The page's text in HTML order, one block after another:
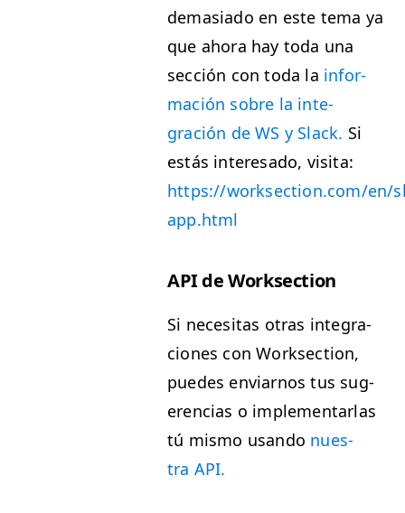
demasi­a­do en este tema ya
que aho­ra hay toda una
sec­ción con toda la infor­
ma­ción sobre la inte­
gración deWS y Slack. Si
estás intere­sa­do, visi­ta:
https://worksection.com/en/
app.html
APIde Worksection
Si nece­si­tas otras inte­gra­
ciones con Work­sec­tion,
puedes enviarnos tus sug­
eren­cias o imple­men­tar­las
tú mis­mo usan­do nues­
tra API.